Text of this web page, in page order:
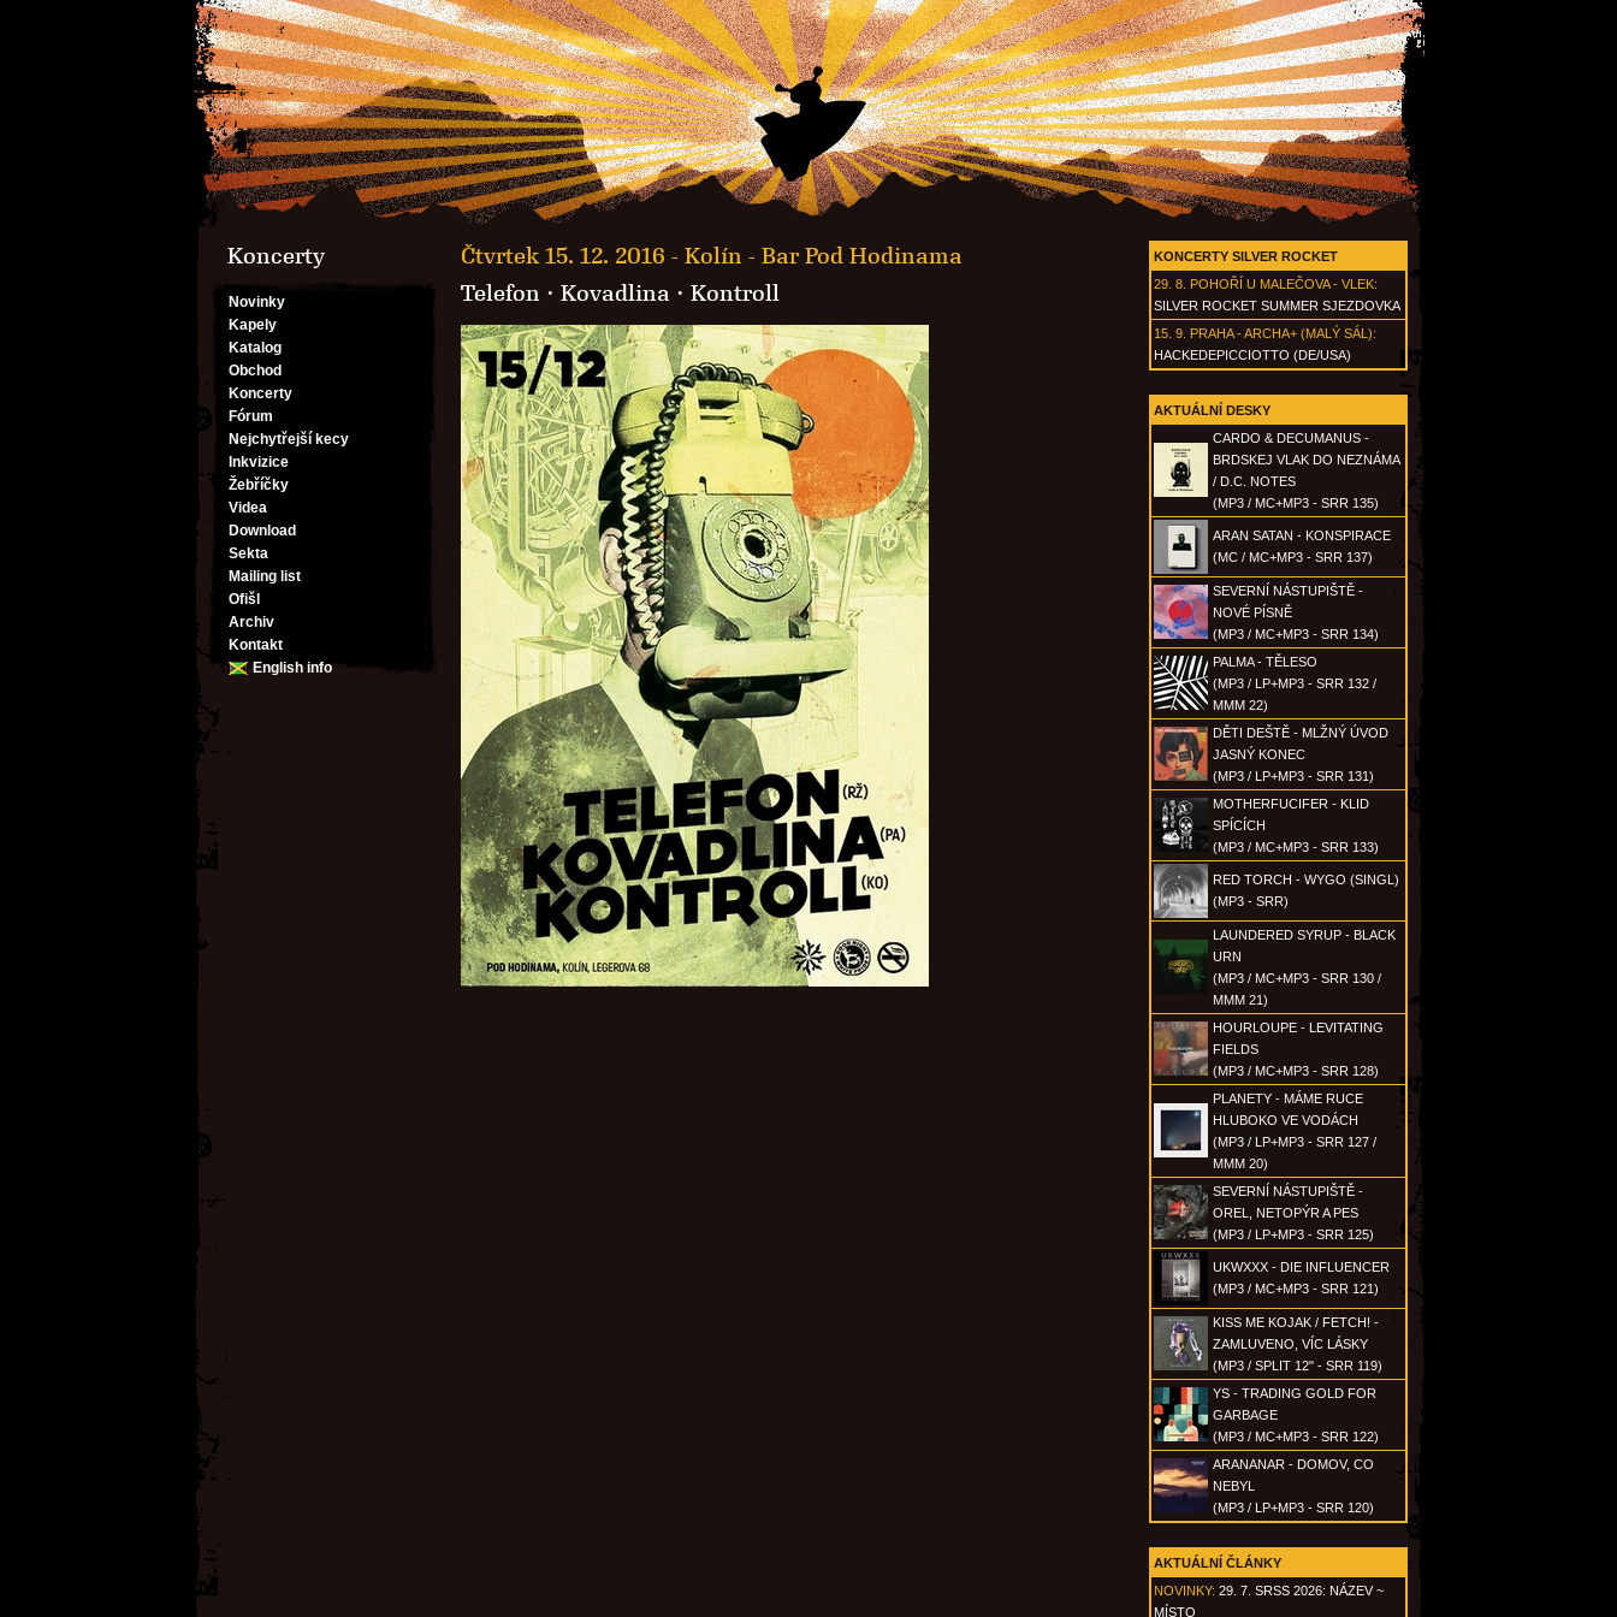
Koncerty
Novinky
Kapely
Katalog
Obchod
Koncerty
Fórum
Nejchytřejší kecy
Inkvizice
Žebříčky
Videa
Download
Sekta
Mailing list
Ofišl
Archiv
Kontakt
English info
KONCERTY SILVER ROCKET
29. 8. POHOŘÍ U MALEČOVA - VLEK:
SILVER ROCKET SUMMER SJEZDOVKA
15. 9. PRAHA - ARCHA+ (MALÝ SÁL):
HACKEDEPICCIOTTO (DE/USA)
AKTUÁLNÍ DESKY
CARDO & DECUMANUS -
BRDSKEJ VLAK DO NEZNÁMA
/ D.C. NOTES
(MP3 / MC+MP3 - SRR 135)
ARAN SATAN - KONSPIRACE
(MC / MC+MP3 - SRR 137)
SEVERNÍ NÁSTUPIŠTĚ -
NOVÉ PÍSNĚ
(MP3 / MC+MP3 - SRR 134)
PALMA - TĚLESO
(MP3 / LP+MP3 - SRR 132 /
MMM 22)
DĚTI DEŠTĚ - MLŽNÝ ÚVOD
JASNÝ KONEC
(MP3 / LP+MP3 - SRR 131)
MOTHERFUCIFER - KLID
SPÍCÍCH
(MP3 / MC+MP3 - SRR 133)
RED TORCH - WYGO (SINGL)
(MP3 - SRR)
LAUNDERED SYRUP - BLACK
URN
(MP3 / MC+MP3 - SRR 130 /
MMM 21)
HOURLOUPE - LEVITATING
FIELDS
(MP3 / MC+MP3 - SRR 128)
PLANETY - MÁME RUCE
HLUBOKO VE VODÁCH
(MP3 / LP+MP3 - SRR 127 /
MMM 20)
SEVERNÍ NÁSTUPIŠTĚ -
OREL, NETOPÝR A PES
(MP3 / LP+MP3 - SRR 125)
UKWXXX - DIE INFLUENCER
(MP3 / MC+MP3 - SRR 121)
KISS ME KOJAK / FETCH! -
ZAMLUVENO, VÍC LÁSKY
(MP3 / SPLIT 12" - SRR 119)
YS - TRADING GOLD FOR
GARBAGE
(MP3 / MC+MP3 - SRR 122)
ARANANAR - DOMOV, CO
NEBYL
(MP3 / LP+MP3 - SRR 120)
AKTUÁLNÍ ČLÁNKY
NOVINKY: 29. 7. SRSS 2026: NÁZEV ~
MÍSTO
Čtvrtek 15. 12. 2016 - Kolín - Bar Pod Hodinama
Telefon · Kovadlina · Kontroll